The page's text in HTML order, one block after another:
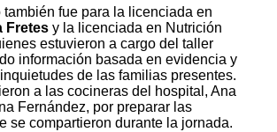
también fue para la licenciada en
Fretes y la licenciada en Nutrición
estuvieron a cargo del taller
información basada en evidencia y
de las familias presentes.
a las cocineras del hospital, Ana
Fernández, por preparar las
se compartieron durante la jornada.